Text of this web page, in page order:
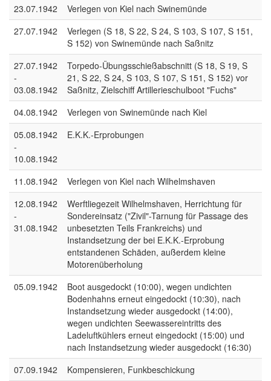
23.07.1942
Verlegen von Kiel nach Swinemünde
27.07.1942
Verlegen (S 18, S 22, S 24, S 103, S 107, S 151,
S 152) von Swinemünde nach Saßnitz
27.07.1942
-
03.08.1942
Torpedo-Übungsschießabschnitt (S 18, S 19, S
21, S 22, S 24, S 103, S 107, S 151, S 152) vor
Saßnitz, Zielschiff Artillerieschulboot "Fuchs"
04.08.1942
Verlegen von Swinemünde nach Kiel
05.08.1942
-
10.08.1942
E.K.K.-Erprobungen
11.08.1942
Verlegen von Kiel nach Wilhelmshaven
12.08.1942
-
31.08.1942
Werftliegezeit Wilhelmshaven, Herrichtung für
Sondereinsatz ("Zivil"-Tarnung für Passage des
unbesetzten Teils Frankreichs) und
Instandsetzung der bei E.K.K.-Erprobung
entstandenen Schäden, außerdem kleine
Motorenüberholung
05.09.1942
Boot ausgedockt (10:00), wegen undichten
Bodenhahns erneut eingedockt (10:30), nach
Instandsetzung wieder ausgedockt (14:00),
wegen undichten Seewassereintritts des
Ladeluftkühlers erneut eingedockt (15:00) und
nach Instandsetzung wieder ausgedockt (16:30)
07.09.1942
Kompensieren, Funkbeschickung